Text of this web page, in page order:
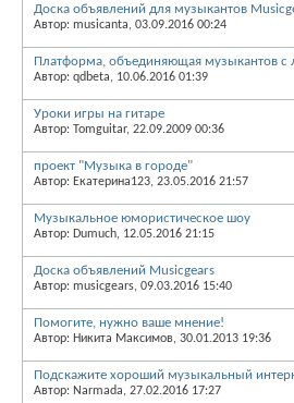
Доска объявлений для музыкантов
Автор: musicanta, 03.09.2016 00:24
Платформа, объединяющая музыкантов с
Автор: qdbeta, 10.06.2016 01:39
Уроки игры на гитаре
Автор: Tomguitar, 22.09.2009 00:36
проект "Музыка в городе"
Автор: Екатерина123, 23.05.2016 21:57
Музыкальное юмористическое шоу
Автор: Dumuch, 12.05.2016 21:15
Доска объявлений Musicgears
Автор: musicgears, 09.03.2016 15:40
Помогите, нужно ваше мнение!
Автор: Никита Максимов, 30.01.2013 19:36
Подскажите хороший музыкальный
Автор: Narmada, 27.02.2016 17:27